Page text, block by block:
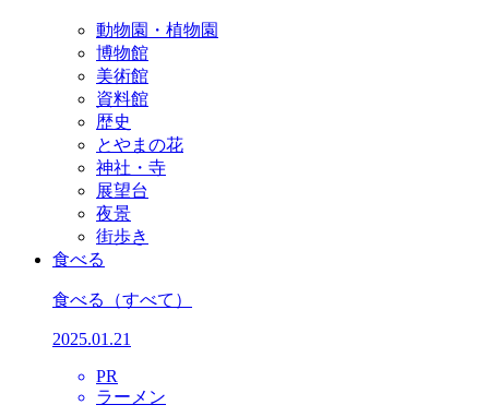
動物園・植物園
博物館
美術館
資料館
歴史
とやまの花
神社・寺
展望台
夜景
街歩き
食べる
食べる （すべて）
2025.01.21
PR
ラーメン